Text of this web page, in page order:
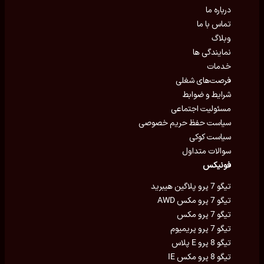
درباره ما
تماس با ما
وبلاگ
نمایندگی ها
خدمات
فرصت‌های شغلی
شرایط و ضوابط
مسئولیت اجتماعی
سیاست حفظ حریم خصوصی
سیاست کوکی
سوالات متداول
فونیکس
تیگو 7 پرو پلاگین هیبرید
تیگو 7 پرو مکس AWD
تیگو 7 پرو مکس
تیگو 7 پرو پریمیوم
تیگو 8 پرو E پلاس
تیگو 8 پرو مکس IE